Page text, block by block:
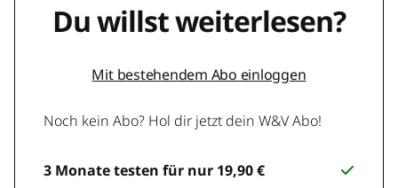
Du willst weiterlesen?
Mit bestehendem Abo einloggen
Noch kein Abo? Hol dir jetzt dein W&V Abo!
3 Monate testen für nur 19,90 €